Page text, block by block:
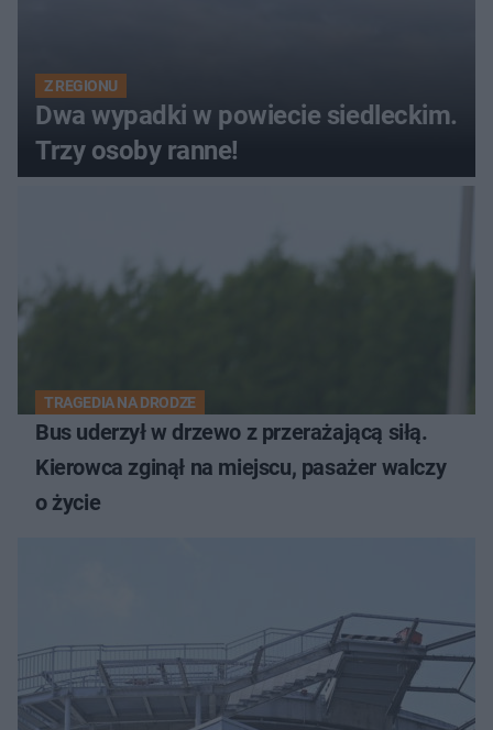
Z REGIONU
Dwa wypadki w powiecie siedleckim.
Trzy osoby ranne!
TRAGEDIA NA DRODZE
Bus uderzył w drzewo z przerażającą siłą.
Kierowca zginął na miejscu, pasażer walczy
o życie